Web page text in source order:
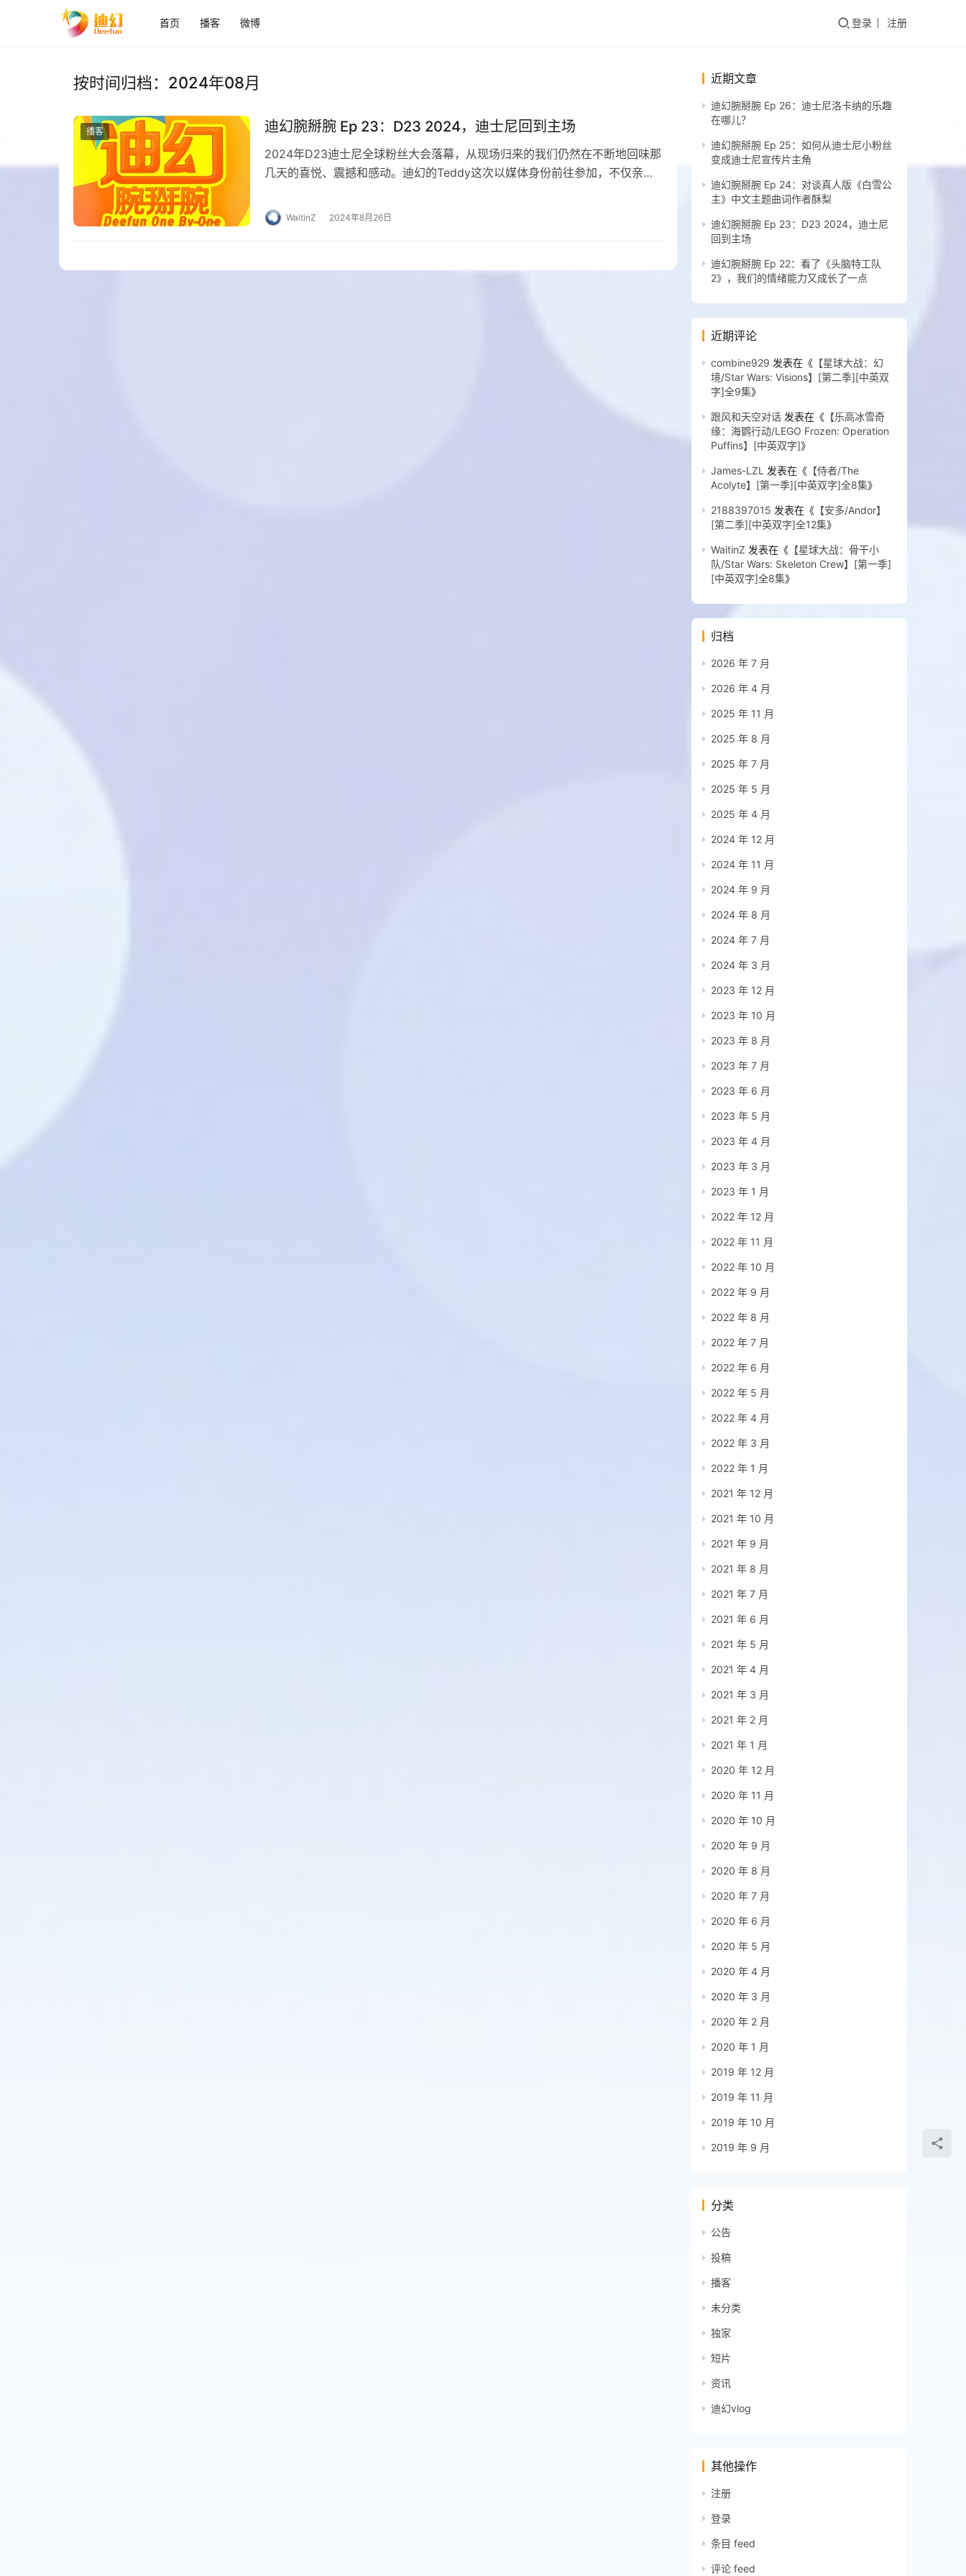
首页 播客 微博 登录 注册
按时间归档：2024年08月
播客 迪幻腕掰腕 Ep 23：D23 2024，迪士尼回到主场
2024年D23迪士尼全球粉丝大会落幕，从现场归来的我们仍然在不断地回味那
几天的喜悦、震撼和感动。迪幻的Teddy这次以媒体身份前往参加，不仅亲历
WaitinZ 2024年8月26日
近期文章
迪幻腕掰腕 Ep 26：迪士尼洛卡纳的乐趣
在哪儿？
迪幻腕掰腕 Ep 25：如何从迪士尼小粉丝
变成迪士尼宣传片主角
迪幻腕掰腕 Ep 24：对谈真人版《白雪公
主》中文主题曲词作者酥梨
迪幻腕掰腕 Ep 23：D23 2024，迪士尼
回到主场
迪幻腕掰腕 Ep 22：看了《头脑特工队
2》，我们的情绪能力又成长了一点
近期评论
combine929 发表在《 【星球大战：幻
境/Star Wars: Visions】[第二季][中英双
字]全9集》
跟风和天空对话 发表在《 【乐高冰雪奇
缘：海鹦行动/LEGO Frozen: Operation
Puffins】[中英双字]》
James-LZL 发表在《 【侍者/The
Acolyte】[第一季][中英双字]全8集》
2188397015 发表在《 【安多/Andor】
[第二季][中英双字]全12集》
WaitinZ 发表在《 【星球大战：骨干小
队/Star Wars: Skeleton Crew】[第一季]
[中英双字]全8集》
归档
2026 年 7 月
2026 年 4 月
2025 年 11 月
2025 年 8 月
2025 年 7 月
2025 年 5 月
2025 年 4 月
2024 年 12 月
2024 年 11 月
2024 年 9 月
2024 年 8 月
2024 年 7 月
2024 年 3 月
2023 年 12 月
2023 年 10 月
2023 年 8 月
2023 年 7 月
2023 年 6 月
2023 年 5 月
2023 年 4 月
2023 年 3 月
2023 年 1 月
2022 年 12 月
2022 年 11 月
2022 年 10 月
2022 年 9 月
2022 年 8 月
2022 年 7 月
2022 年 6 月
2022 年 5 月
2022 年 4 月
2022 年 3 月
2022 年 1 月
2021 年 12 月
2021 年 10 月
2021 年 9 月
2021 年 8 月
2021 年 7 月
2021 年 6 月
2021 年 5 月
2021 年 4 月
2021 年 3 月
2021 年 2 月
2021 年 1 月
2020 年 12 月
2020 年 11 月
2020 年 10 月
2020 年 9 月
2020 年 8 月
2020 年 7 月
2020 年 6 月
2020 年 5 月
2020 年 4 月
2020 年 3 月
2020 年 2 月
2020 年 1 月
2019 年 12 月
2019 年 11 月
2019 年 10 月
2019 年 9 月
分类
公告
投稿
播客
未分类
独家
短片
资讯
迪幻vlog
其他操作
注册
登录
条目 feed
评论 feed